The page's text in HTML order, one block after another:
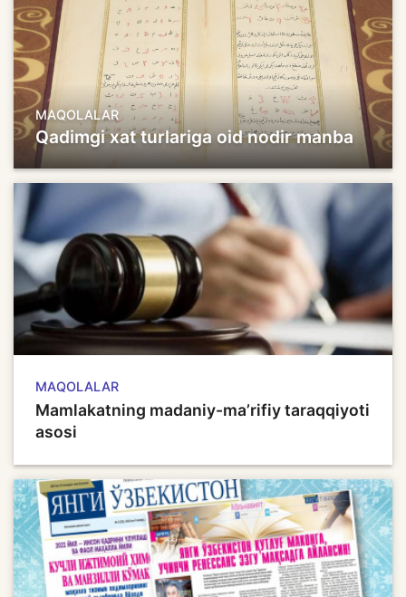
MAQOLALAR
Qadimgi xat turlariga oid nodir manba
MAQOLALAR
Mamlakatning madaniy-ma’rifiy taraqqiyoti
asosi